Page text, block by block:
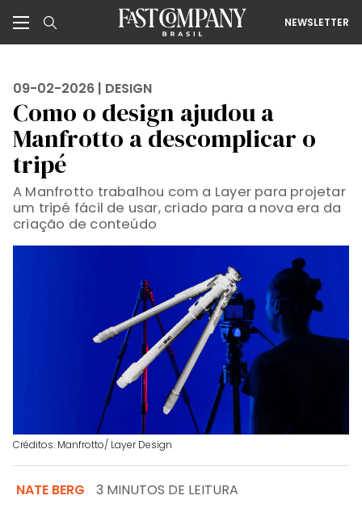
NEWSLETTER
09-02-2026 | DESIGN
Como o design ajudou a
Manfrotto a descomplicar o
tripé
A Manfrotto trabalhou com a Layer para projetar
um tripé fácil de usar, criado para a nova era da
criação de conteúdo
Créditos: Manfrotto/ Layer Design
NATE BERG 3 MINUTOS DE LEITURA